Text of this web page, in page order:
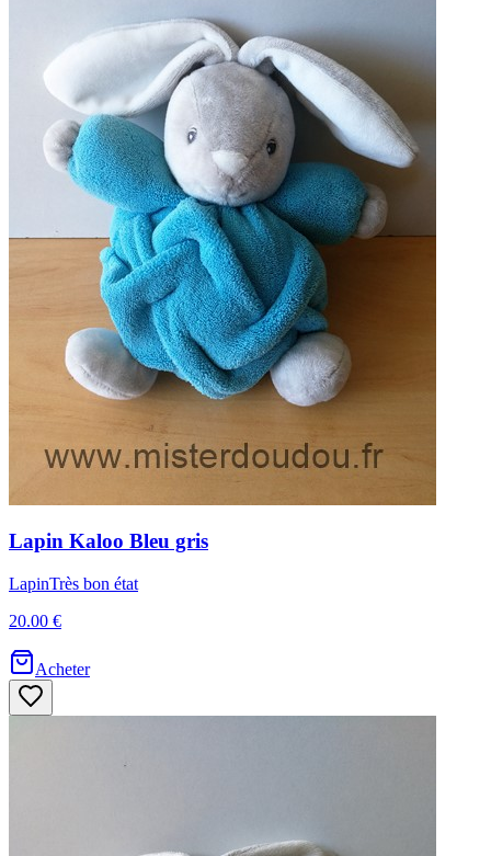
Lapin Kaloo Bleu gris
LapinTrès bon état
20.00 €
Acheter